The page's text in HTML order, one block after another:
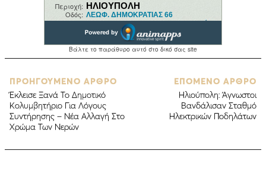
ΠΡΟΗΓΟΥΜΕΝΟ ΑΡΘΡΟ
Έκλεισε Ξανά Το Δημοτικό
Κολυμβητήριο Για Λόγους
Συντήρησης – Νέα Αλλαγή Στο
Χρώμα Των Νερών
ΕΠΟΜΕΝΟ ΑΡΘΡΟ
Ηλιούπολη: Άγνωστοι
Βανδάλισαν Σταθμό
Ηλεκτρικών Ποδηλάτων